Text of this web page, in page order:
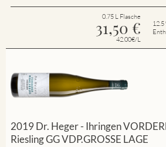
0.75 L Flasche
31,50 €
42.00€/L
12.5
2019 Dr. Heger - Ihringen
Riesling GG VDP.GROSSE LAGE